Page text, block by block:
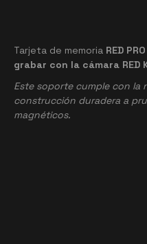
Tarjeta de memoria RED
grabar con la cámara RED
Este soporte cumple con la
construcción duradera a
magnéticos.